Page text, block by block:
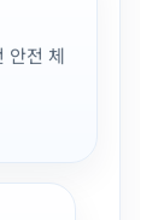
안전 체